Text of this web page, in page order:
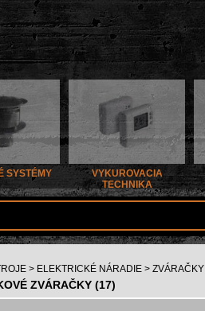
SYSTÉMY
VYKUROVACIA
TECHNIKA
> ELEKTRICKÉ NÁRADIE > ZVÁRAČKY
ZVÁRAČKY (17)